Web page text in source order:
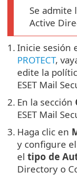
Se admite
Active
1. Inicie sesión
PROTECT,
edite la
ESET Mail
2. En la sección
ESET Mail
3. Haga clic en
y configure
el tipo de
Directory o